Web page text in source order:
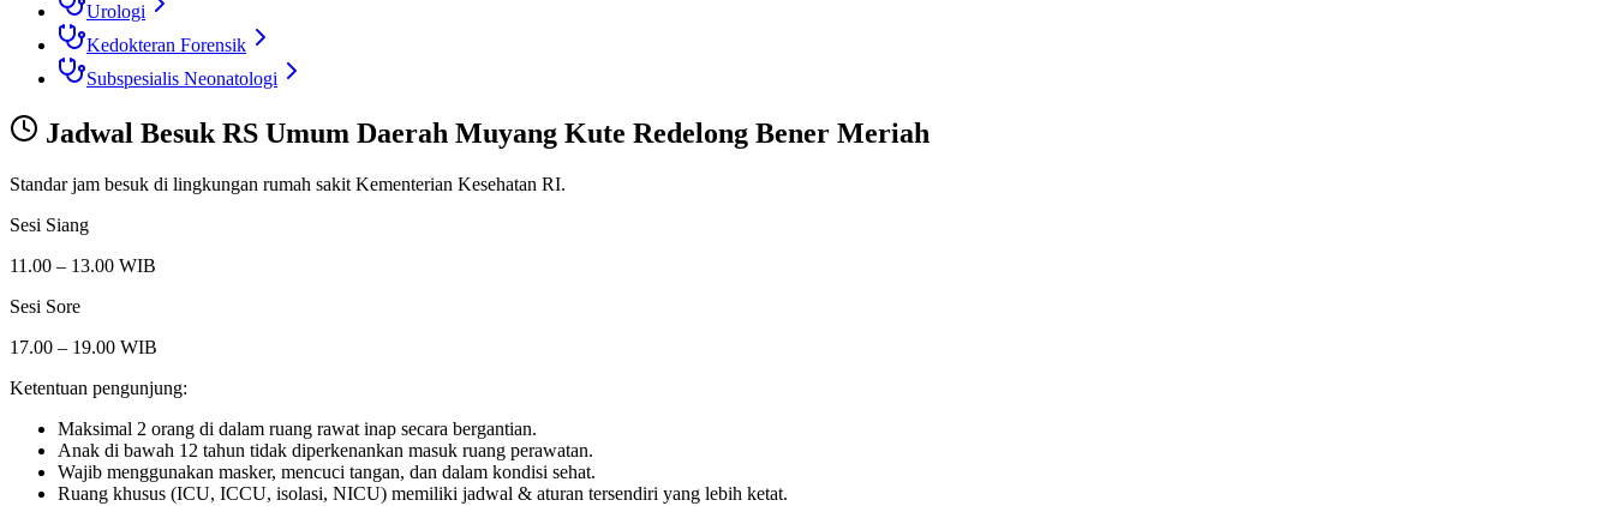
Urologi
Kedokteran Forensik
Subspesialis Neonatologi
Jadwal BesukRS Umum Daerah Muyang Kute Redelong Bener Meriah
Standar jam besuk di lingkungan rumah sakit Kementerian Kesehatan RI.
Sesi Siang
11.00 – 13.00 WIB
Sesi Sore
17.00 – 19.00 WIB
Ketentuan pengunjung:
Maksimal 2 orang di dalam ruang rawat inap secara bergantian.
Anak di bawah 12 tahun tidak diperkenankan masuk ruang perawatan.
Wajib menggunakan masker, mencuci tangan, dan dalam kondisi sehat.
Ruang khusus (ICU, ICCU, isolasi, NICU) memiliki jadwal & aturan tersendiri yang lebih ketat.